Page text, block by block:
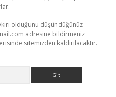
olduğunu düşündüğünüz
adresine bildirmeniz
sitemizden kaldırılacaktır.